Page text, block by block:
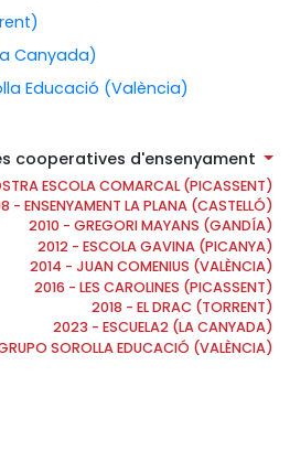
Canyada)
Educació (València)
cooperatives d'ensenyament
ESCOLA COMARCAL (PICASSENT)
- ENSENYAMENT LA PLANA (CASTELLÓ)
2010 - GREGORI MAYANS (GANDÍA)
2012 - ESCOLA GAVINA (PICANYA)
2014 - JUAN COMENIUS (VALÈNCIA)
2016 - LES CAROLINES (PICASSENT)
2018 - EL DRAC (TORRENT)
2023 - ESCUELA2 (LA CANYADA)
SOROLLA EDUCACIÓ (VALÈNCIA)